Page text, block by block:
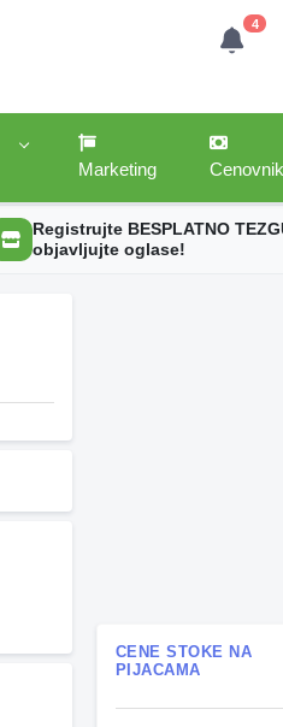
4
Marketing
Cenovnik
Registrujte BESPLATNO
objavljujte oglase!
CENE STOKE NA
PIJACAMA